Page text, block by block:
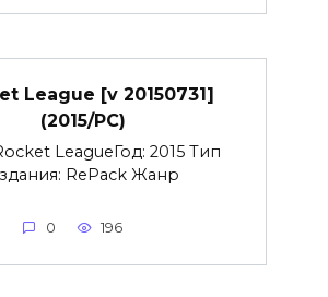
League [v 20150731]
(2015/PC)
LeagueГод: 2015 Тип
RePack Жанр
0 196